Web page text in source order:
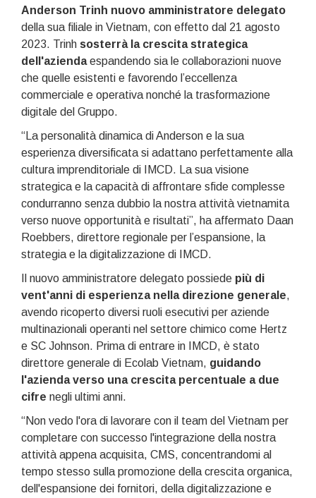
Anderson Trinh nuovo amministratore delegato
della sua filiale in Vietnam, con effetto dal 21 agosto
2023. Trinh sosterrà la crescita strategica
dell'aziendaespandendo sia le collaborazioni nuove
che quelle esistenti e favorendo l’eccellenza
commerciale e operativa nonché la trasformazione
digitale del Gruppo.
“La personalità dinamica di Anderson e la sua
esperienza diversificata si adattano perfettamente alla
cultura imprenditoriale di IMCD. La sua visione
strategica e la capacità di affrontare sfide complesse
condurranno senza dubbio la nostra attività vietnamita
verso nuove opportunità e risultati”, ha affermato Daan
Roebbers, direttore regionale per l’espansione, la
strategia e la digitalizzazione di IMCD.
Il nuovo amministratore delegato possiede più di
vent'anni di esperienza nella direzione generale,
avendo ricoperto diversi ruoli esecutivi per aziende
multinazionali operanti nel settore chimico come Hertz
e SC Johnson. Prima di entrare in IMCD, è stato
direttore generale di Ecolab Vietnam, guidando
l'azienda verso una crescita percentuale a due
cifre negli ultimi anni.
“Non vedo l'ora di lavorare con il team del Vietnam per
completare con successo l'integrazione della nostra
attività appena acquisita, CMS, concentrandomi al
tempo stesso sulla promozione della crescita organica,
dell'espansione dei fornitori, della digitalizzazione e